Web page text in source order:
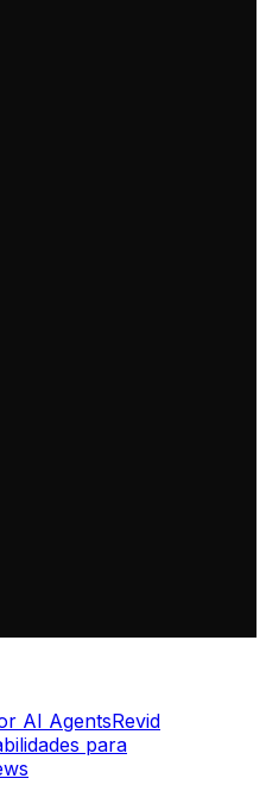
AI AgentsRevid
para